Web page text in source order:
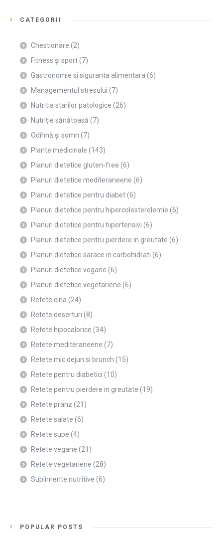
CATEGORII
Chestionare (2)
Fitness și sport(7)
Gastronomie si siguranta alimentara (6)
Managementul stresului (7)
Nutritia starilor patologice (26)
Nutriție sănătoasă (7)
Odihnă și somn (7)
Plante medicinale (143)
Planuri dietetice gluten-free (6)
Planuri dietetice mediteraneene (6)
Planuri dietetice pentru diabet(6)
Planuri dietetice pentru hipercolesterolemie (6)
Planuri dietetice pentru hipertensivi (6)
Planuri dietetice pentru pierdere in greutate (6)
Planuri dietetice sarace in carbohidrati (6)
Planuri dietetice vegane (6)
Planuri dietetice vegetariene (6)
Retete cina (24)
Retete deserturi (8)
Retete hipocalorice (34)
Retete mediteraneene (7)
Retete mic dejun si brunch (15)
Retete pentru diabetici (10)
Retete pentru pierdere in greutate (19)
Retete pranz (21)
Retete salate (6)
Retete supe (4)
Retete vegane (21)
Retete vegetariene (28)
Suplimente nutritive (6)
POPULAR POSTS